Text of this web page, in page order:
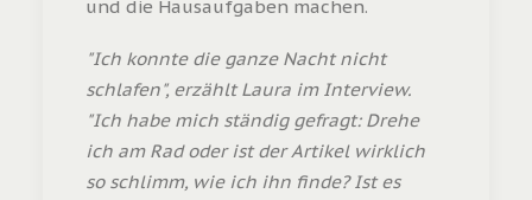
und die Hausaufgaben machen.
"Ich konnte die ganze Nacht nicht
schlafen", erzählt Laura im Interview.
"Ich habe mich ständig gefragt: Drehe
ich am Rad oder ist der Artikel wirklich
so schlimm, wie ich ihn finde? Ist es